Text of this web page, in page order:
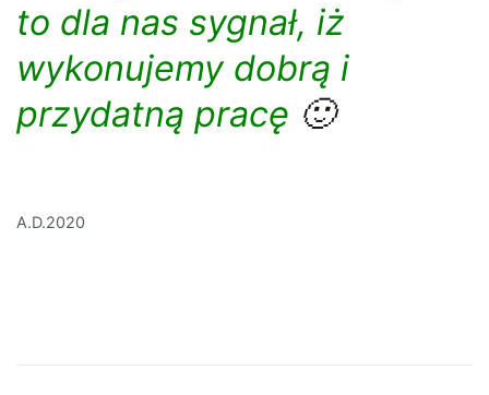
to dla nas sygnał, iż
wykonujemy dobrą i
przydatną pracę 🙂
A.D.2020